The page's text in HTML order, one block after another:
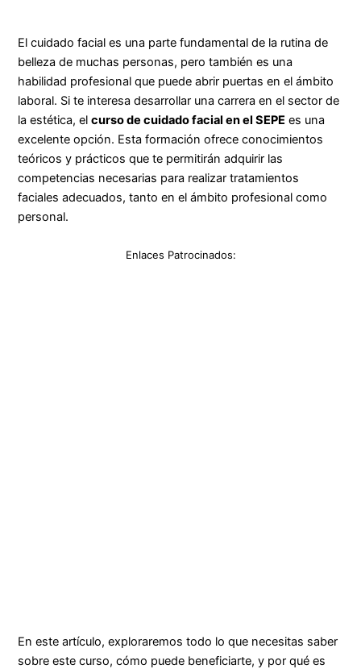
El cuidado facial es una parte fundamental de la rutina de
belleza de muchas personas, pero también es una
habilidad profesional que puede abrir puertas en el ámbito
laboral. Si te interesa desarrollar una carrera en el sector de
la estética, elcurso de cuidado facial en el SEPE es una
excelente opción. Esta formación ofrece conocimientos
teóricos y prácticos que te permitirán adquirir las
competencias necesarias para realizar tratamientos
faciales adecuados, tanto en el ámbito profesional como
personal.
Enlaces Patrocinados:
En este artículo, exploraremos todo lo que necesitas saber
sobre este curso, cómo puede beneficiarte, y por qué es